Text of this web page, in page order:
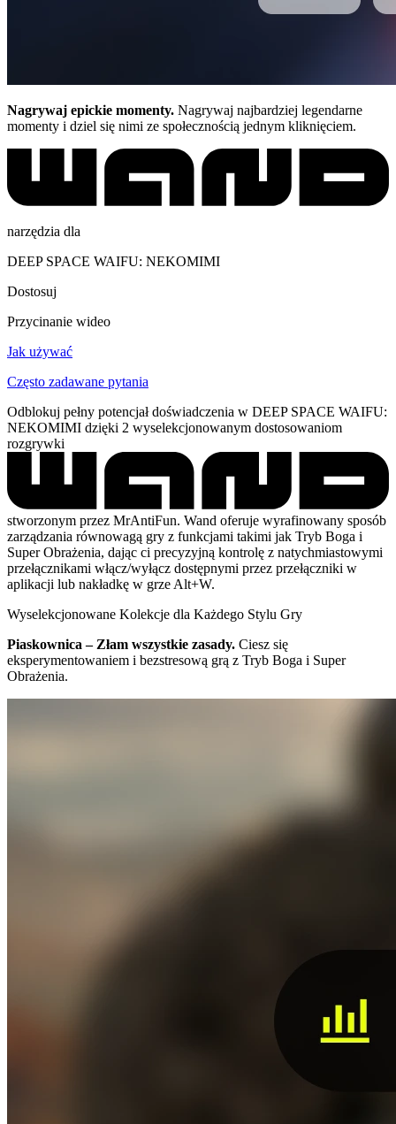
Nagrywaj epickie momenty. Nagrywaj najbardziej legendarne
momenty i dziel się nimi ze społecznością jednym kliknięciem.
narzędzia dla
DEEP SPACE WAIFU: NEKOMIMI
Dostosuj
Przycinanie wideo
Jak używać
Często zadawane pytania
Odblokuj pełny potencjał doświadczenia w DEEP SPACE WAIFU:
NEKOMIMI dzięki 2 wyselekcjonowanym dostosowaniom
rozgrywki
stworzonym przez MrAntiFun. Wand oferuje wyrafinowany sposób
zarządzania równowagą gry z funkcjami takimi jak Tryb Boga i
Super Obrażenia, dając ci precyzyjną kontrolę z natychmiastowymi
przełącznikami włącz/wyłącz dostępnymi przez przełączniki w
aplikacji lub nakładkę w grze Alt+W.
Wyselekcjonowane Kolekcje dla Każdego Stylu Gry
Piaskownica – Złam wszystkie zasady. Ciesz się
eksperymentowaniem i bezstresową grą z Tryb Boga i Super
Obrażenia.